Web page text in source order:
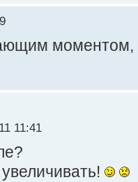
моментом,
11:41